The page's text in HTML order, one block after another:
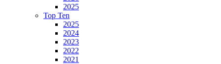
2025
Top Ten
2025
2024
2023
2022
2021